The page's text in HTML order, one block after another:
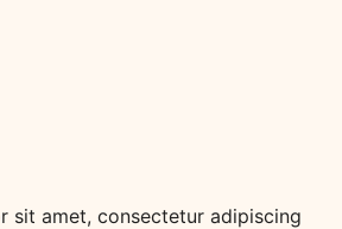
sit amet, consectetur adipiscing